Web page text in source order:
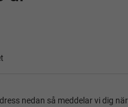
nedan så meddelar vi dig